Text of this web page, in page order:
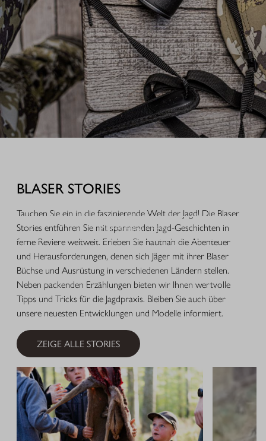
AUSRÜSTUNG FÜR IHREN JAGDERFOLG
Freizeit.
MEHR ERFAHREN
BLASER STORIES
Tauchen Sie ein in die faszinierende Welt der Jagd! Die Blaser
Stories entführen Sie mit spannenden Jagd-Geschichten in
ferne Reviere weltweit. Erleben Sie hautnah die Abenteuer
und Herausforderungen, denen sich Jäger mit ihrer Blaser
Büchse und Ausrüstung in verschiedenen Ländern stellen.
Neben packenden Erzählungen bieten wir Ihnen wertvolle
Tipps und Tricks für die Jagdpraxis. Bleiben Sie auch über
unsere neuesten Entwicklungen und Modelle informiert.
ZEIGE ALLE STORIES